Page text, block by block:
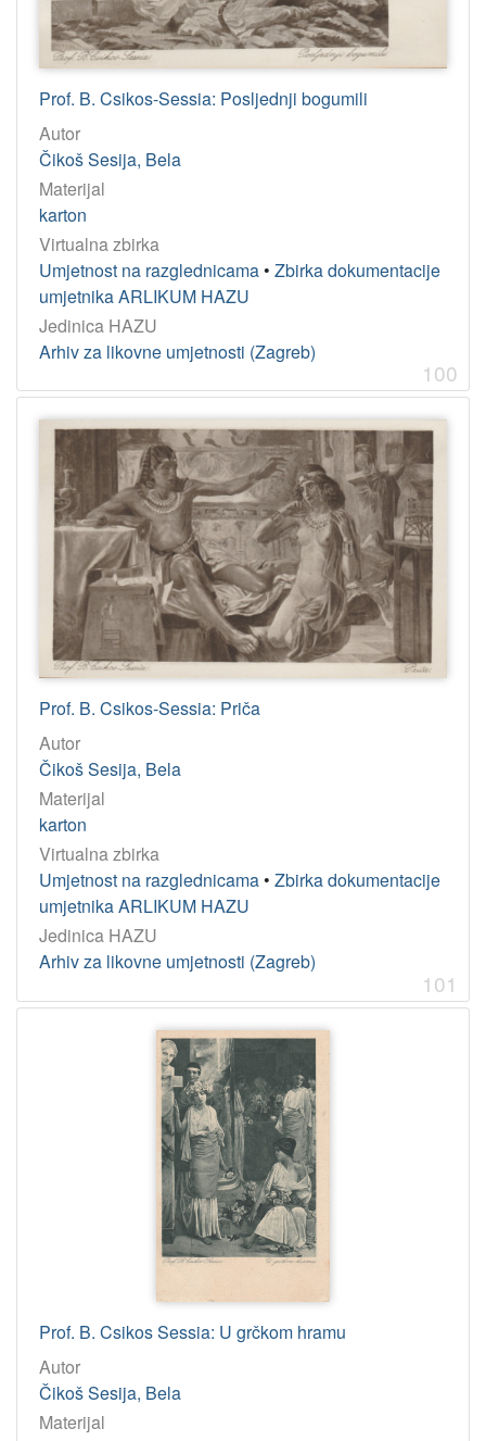
Prof. B. Csikos-Sessia: Posljednji bogumili
Autor
Čikoš Sesija, Bela
Materijal
karton
Virtualna zbirka
Umjetnost na razglednicama • Zbirka dokumentacije
umjetnika ARLIKUM HAZU
Jedinica HAZU
Arhiv za likovne umjetnosti (Zagreb)
100
Prof. B. Csikos-Sessia: Priča
Autor
Čikoš Sesija, Bela
Materijal
karton
Virtualna zbirka
Umjetnost na razglednicama • Zbirka dokumentacije
umjetnika ARLIKUM HAZU
Jedinica HAZU
Arhiv za likovne umjetnosti (Zagreb)
101
Prof. B. Csikos Sessia: U grčkom hramu
Autor
Čikoš Sesija, Bela
Materijal